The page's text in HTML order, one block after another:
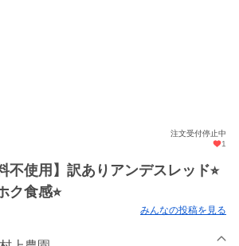
注文受付停止中
1
不使用】訳ありアンデスレッド⭐︎
ク食感⭐︎
みんなの投稿を見る